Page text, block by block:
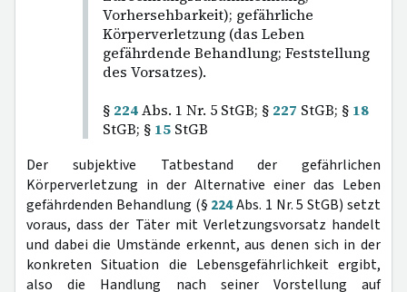
Vorhersehbarkeit); gefährliche
Körperverletzung (das Leben
gefährdende Behandlung; Feststellung
des Vorsatzes).
§ 224Abs. 1 Nr. 5 StGB; § 227 StGB; § 18
StGB; § 15 StGB
Der subjektive Tatbestand der gefährlichen
Körperverletzung in der Alternative einer das Leben
gefährdenden Behandlung (§ 224Abs. 1 Nr. 5 StGB) setzt
voraus, dass der Täter mit Verletzungsvorsatz handelt
und dabei die Umstände erkennt, aus denen sich in der
konkreten Situation die Lebensgefährlichkeit ergibt,
also die Handlung nach seiner Vorstellung auf